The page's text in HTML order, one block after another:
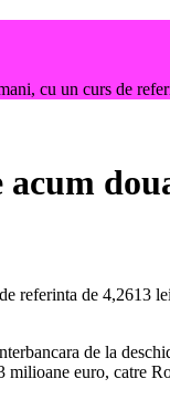
cu un curs de
referinta de 4,2613
de la
milioane euro, catre